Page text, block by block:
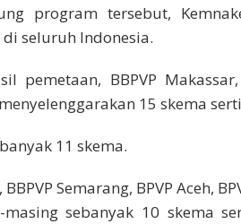
program tersebut,
seluruh Indonesia.
pemetaan, BBPVP
15 skema
11 skema.
Semarang, BPVP Aceh,
sebanyak 10 skema